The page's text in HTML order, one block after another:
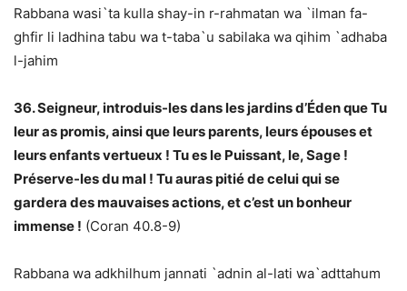
Rabbana wasi`ta kulla shay-in r-rahmatan wa `ilman fa-
ghfir li ladhina tabu wa t-taba`u sabilaka wa qihim `adhaba
l-jahim
36. Seigneur, introduis-les dans les jardins d’Éden que Tu
leur as promis, ainsi que leurs parents, leurs épouses et
leurs enfants vertueux ! Tu es le Puissant, le, Sage !
Préserve-les du mal ! Tu auras pitié de celui qui se
gardera des mauvaises actions, et c’est un bonheur
immense ! (Coran 40.8-9)
Rabbana wa adkhilhum jannati `adnin al-lati wa`adttahum